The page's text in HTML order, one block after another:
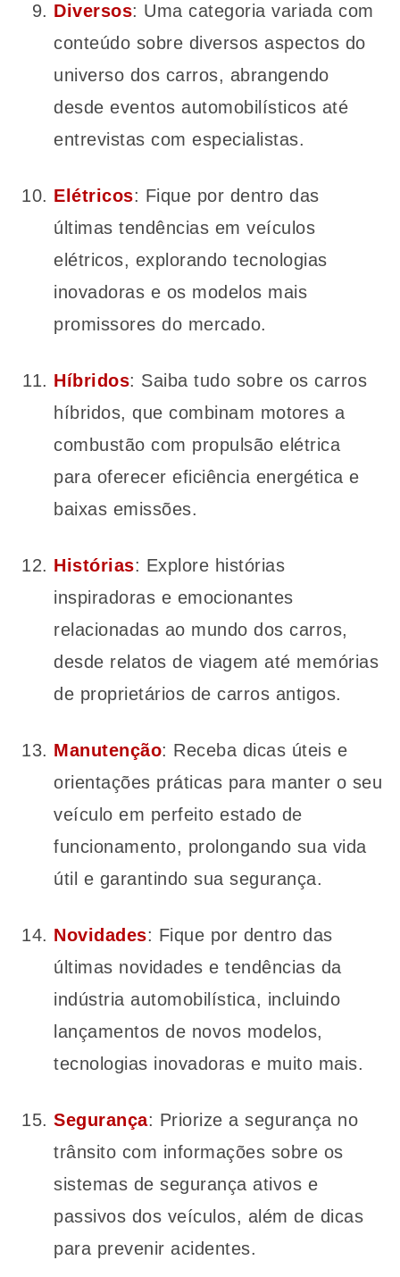
Diversos: Uma categoria variada com
conteúdo sobre diversos aspectos do
universo dos carros, abrangendo
desde eventos automobilísticos até
entrevistas com especialistas.
Elétricos: Fique por dentro das
últimas tendências em veículos
elétricos, explorando tecnologias
inovadoras e os modelos mais
promissores do mercado.
Híbridos: Saiba tudo sobre os carros
híbridos, que combinam motores a
combustão com propulsão elétrica
para oferecer eficiência energética e
baixas emissões.
Histórias: Explore histórias
inspiradoras e emocionantes
relacionadas ao mundo dos carros,
desde relatos de viagem até memórias
de proprietários de carros antigos.
Manutenção: Receba dicas úteis e
orientações práticas para manter o seu
veículo em perfeito estado de
funcionamento, prolongando sua vida
útil e garantindo sua segurança.
Novidades: Fique por dentro das
últimas novidades e tendências da
indústria automobilística, incluindo
lançamentos de novos modelos,
tecnologias inovadoras e muito mais.
Segurança: Priorize a segurança no
trânsito com informações sobre os
sistemas de segurança ativos e
passivos dos veículos, além de dicas
para prevenir acidentes.